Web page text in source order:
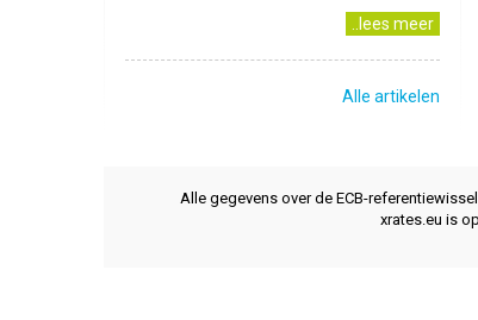
..lees meer
Alle artikelen
Alle gegevens over de ECB-
xrates.eu is